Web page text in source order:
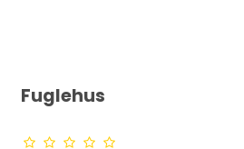
Fuglehus